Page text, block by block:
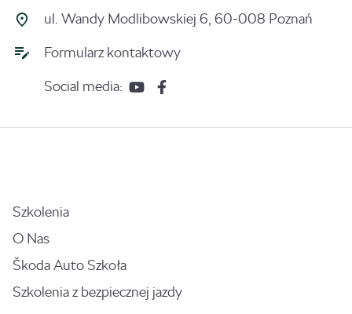
ul. Wandy Modlibowskiej 6, 60-008 Poznań
Formularz kontaktowy
Social media:
Szkolenia
O Nas
Škoda Auto Szkoła
Szkolenia z bezpiecznej jazdy